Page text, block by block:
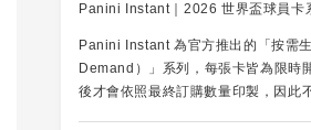
Panini Instant｜2026 世界盃球員卡
Panini Instant 為官方推出的「按需
Demand）」系列，每張卡皆為限時
後才會依照最終訂購數量印製，因此